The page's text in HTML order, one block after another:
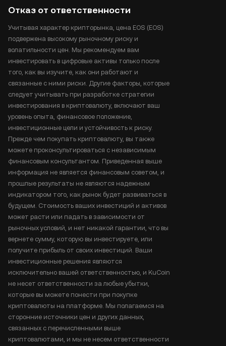
Отказ от ответственности
Учитывая характер крипторынка, цена EOS (EOS)
подвержена высокому рыночному риску и
волатильности цен. Мы рекомендуем вам
инвестировать в цифровые активы только после
того, как вы изучите, как они работают и
связанные с ними риски. Другие факторы, которые
следует учитывать при разработке стратегии
инвестирования в криптовалюту, включают ваш
уровень опыта, финансовое положение,
инвестиционные цели и устойчивость к риску.
Прежде чем покупать криптовалюту, вы также
можете проконсультироваться с независимым
финансовым консультантом. Приведенная выше
информация не является финансовым советом, и
прошлые результаты не являются надежным
индикатором того, как рынок будет развиваться в
будущем. Стоимость ваших инвестиций и активов
может расти или падать в зависимости от
рыночных условий, и нет никакой гарантии, что вы
вернете сумму, которую вы инвестируете, или
получите прибыль от своих инвестиций. Ваши
инвестиционные решения являются
исключительно вашей ответственностью, и KuCoin
не несет ответственности за любые убытки,
которые вы можете понести при покупке
криптовалюты на платформе. Мы полагаемся на
сторонние источники цен и других данных,
связанных с перечисленными выше
криптовалютами, и мы не несем ответственности